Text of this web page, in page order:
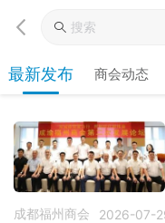
最新发布 商会动态
成都福州商会 2026-07-